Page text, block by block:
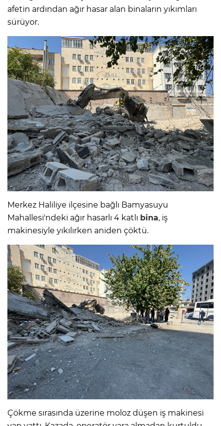
afetin ardından ağır hasar alan binaların yıkımları
sürüyor.
Merkez Haliliye ilçesine bağlı Bamyasuyu
Mahallesi'ndeki ağır hasarlı 4 katlı bina, iş
makinesiyle yıkılırken aniden çöktü.
Çökme sırasında üzerine moloz düşen iş makinesi